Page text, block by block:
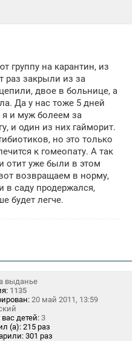
группу на карантин, из
раз закрыли из за
двое в больнице, а
Да у нас тоже 5 дней
и муж болеем за
и один из них гайморит.
но это только
к гомеопату. А так
отит уже были в этом
возвращаем в норму,
в саду продержался,
будет легче.
выданье
1135
20 май 2011, 13:59
детей: 3
(а): 215 раз
301 раз